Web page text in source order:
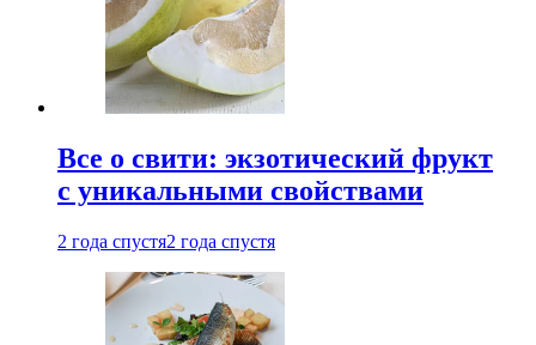
Все о свити: экзотический фрукт
с уникальными свойствами
2 года спустя2 года спустя